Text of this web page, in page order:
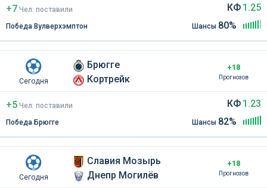
+7 Чел. поставили
Победа Вулверхэмптон
КФ 1.25
Шансы 80%
Сегодня
Брюгге
Кортрейк
+18
Прогнозов
+5 Чел. поставили
Победа Брюгге
КФ 1.23
Шансы 82%
Сегодня
Славия Мозырь
Днепр Могилёв
+18
Прогнозов